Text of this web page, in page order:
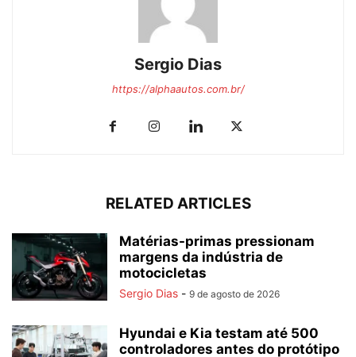
Sergio Dias
https://alphaautos.com.br/
RELATED ARTICLES
Matérias-primas pressionam
margens da indústria de
motocicletas
Sergio Dias - 9 de agosto de 2026
Hyundai e Kia testam até 500
controladores antes do protótipo